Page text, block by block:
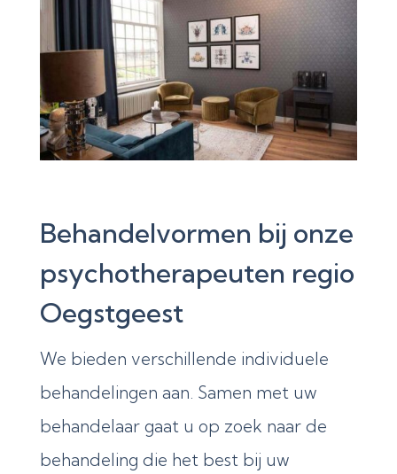
Behandelvormen bij onze
psychotherapeuten regio
Oegstgeest
We bieden verschillende individuele
behandelingen aan. Samen met uw
behandelaar gaat u op zoek naar de
behandeling die het best bij uw